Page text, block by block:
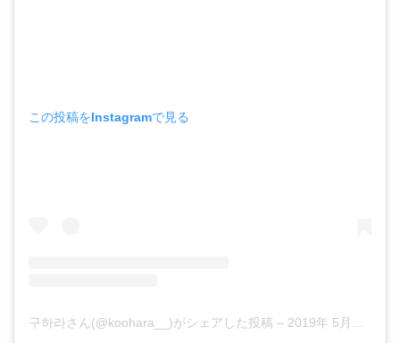
この投稿をInstagramで見る
구하라さん(@koohara__)がシェアした投稿 – 2019年 5月月16日午後10時08分PDT